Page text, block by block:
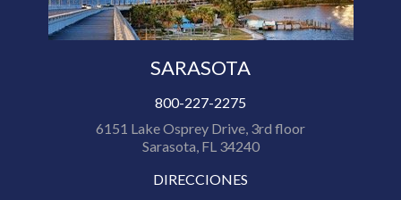
SARASOTA
800-227-2275
6151 Lake Osprey Drive, 3rd floor
Sarasota, FL 34240
DIRECCIONES